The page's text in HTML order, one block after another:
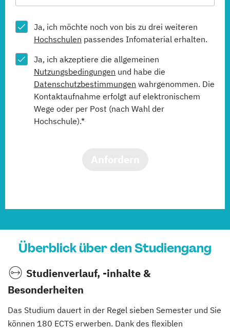
Ja, ich möchte noch von bis zu drei weiteren
Hochschulen passendes Infomaterial erhalten.
Ja, ich akzeptiere die allgemeinen
Nutzungsbedingungen und habe die
Datenschutzbestimmungen wahrgenommen. Die
Kontaktaufnahme erfolgt auf elektronischem
Wege oder per Post (nach Wahl der
Hochschule).*
Überblick über den Studiengang
Studienverlauf, -inhalte &
Besonderheiten
Das Studium dauert in der Regel sieben Semester und Sie
können 180 ECTS erwerben. Dank des flexiblen